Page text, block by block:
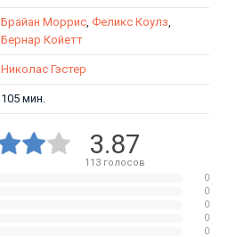
Брайан Моррис, Феликс Коулз,
Бернар Койетт
Николас Гэстер
105 мин.
3.87
113голосов
0
0
0
0
0